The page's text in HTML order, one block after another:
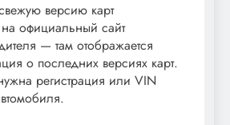
версию карт
официальный сайт
— там отображается
о последних версиях карт.
регистрация или VIN